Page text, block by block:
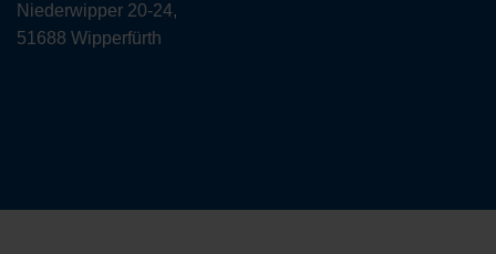
Niederwipper 20-24,
51688 Wipperfürth